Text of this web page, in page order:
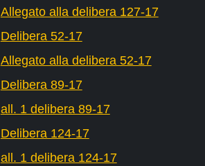
Allegato alla delibera 127-17
Delibera 52-17
Allegato alla delibera 52-17
Delibera 89-17
all. 1 delibera 89-17
Delibera 124-17
all. 1 delibera 124-17